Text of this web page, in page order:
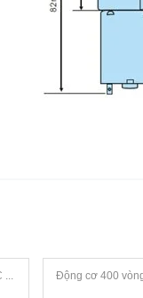
... Động cơ 400